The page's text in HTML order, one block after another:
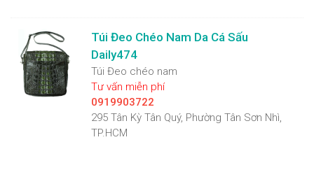
Túi Đeo Chéo Nam Da Cá Sấu
Daily474
Túi Đeo chéo nam
Tư vấn miễn phí
0919903722
295 Tân Kỳ Tân Quý, Phường Tân Sơn Nhì,
TP.HCM